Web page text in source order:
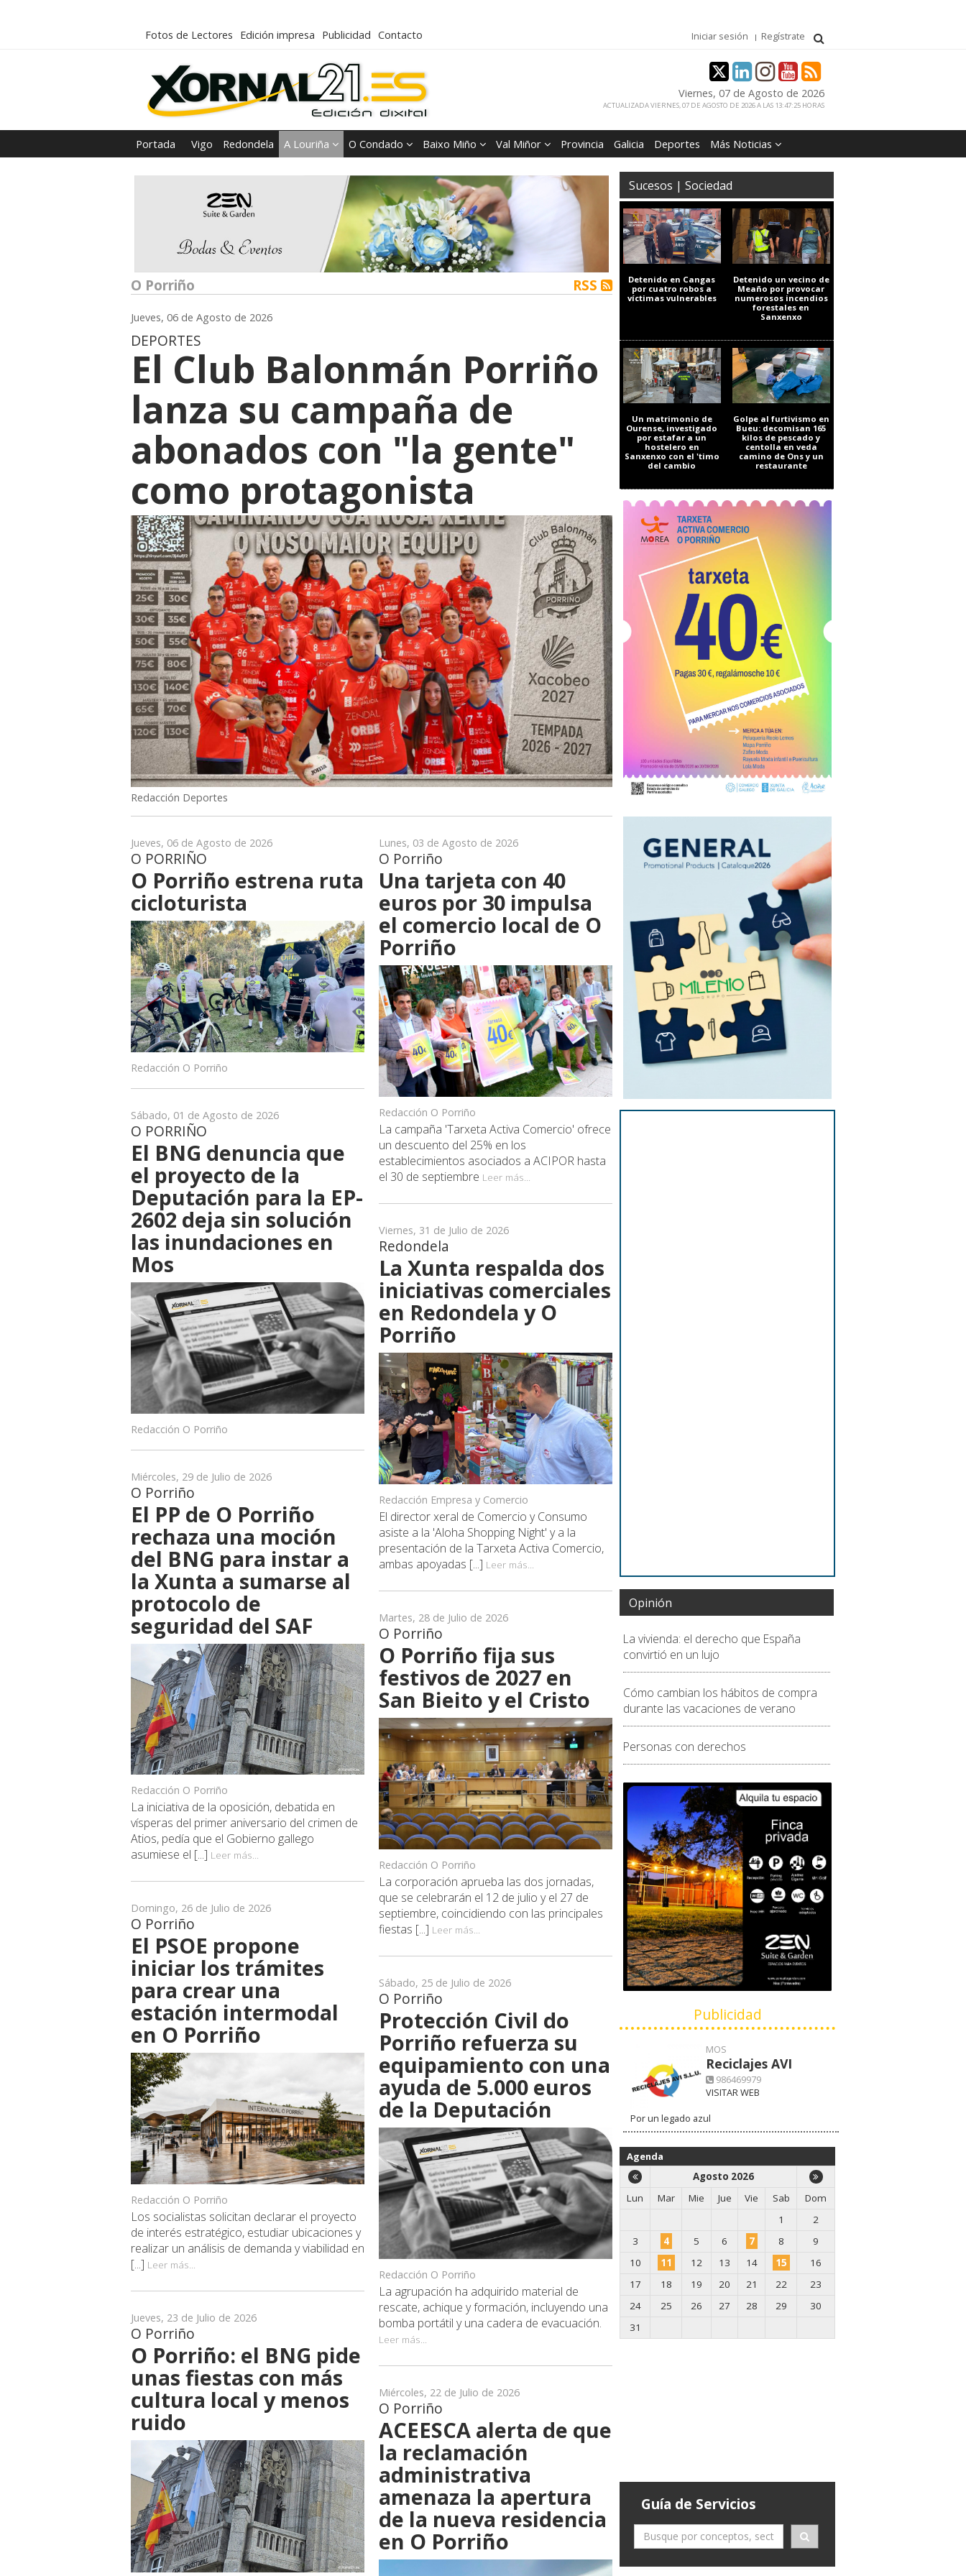
Fotos de Lectores Edición impresa Publicidad Contacto Iniciar sesión Regístrate
Viernes, 07 de Agosto de 2026
ACTUALIZADA VIERNES, 07 DE AGOSTO DE 2026 A LAS 13:47:25 HORAS
Portada Vigo Redondela A Louriña O Condado Baixo Miño Val Miñor Provincia Galicia Deportes Más Noticias
O Porriño RSS
Jueves, 06 de Agosto de 2026
DEPORTES
El Club Balonmán Porriño
lanza su campaña de
abonados con "la gente"
como protagonista
Redacción Deportes
Jueves, 06 de Agosto de 2026
O PORRIÑO
O Porriño estrena ruta
cicloturista
Redacción O Porriño
Sábado, 01 de Agosto de 2026
O PORRIÑO
El BNG denuncia que
el proyecto de la
Deputación para la EP-
2602 deja sin solución
las inundaciones en
Mos
Redacción O Porriño
Miércoles, 29 de Julio de 2026
O Porriño
El PP de O Porriño
rechaza una moción
del BNG para instar a
la Xunta a sumarse al
protocolo de
seguridad del SAF
Redacción O Porriño
La iniciativa de la oposición, debatida en
vísperas del primer aniversario del crimen de
Atios, pedía que el Gobierno gallego
asumiese el [...] Leer más...
Domingo, 26 de Julio de 2026
O Porriño
El PSOE propone
iniciar los trámites
para crear una
estación intermodal
en O Porriño
Redacción O Porriño
Los socialistas solicitan declarar el proyecto
de interés estratégico, estudiar ubicaciones y
realizar un análisis de demanda y viabilidad en
[...] Leer más...
Jueves, 23 de Julio de 2026
O Porriño
O Porriño: el BNG pide
unas fiestas con más
cultura local y menos
ruido
Lunes, 03 de Agosto de 2026
O Porriño
Una tarjeta con 40
euros por 30 impulsa
el comercio local de O
Porriño
Redacción O Porriño
La campaña 'Tarxeta Activa Comercio' ofrece
un descuento del 25% en los
establecimientos asociados a ACIPOR hasta
el 30 de septiembre Leer más...
Viernes, 31 de Julio de 2026
Redondela
La Xunta respalda dos
iniciativas comerciales
en Redondela y O
Porriño
Redacción Empresa y Comercio
El director xeral de Comercio y Consumo
asiste a la 'Aloha Shopping Night' y a la
presentación de la Tarxeta Activa Comercio,
ambas apoyadas [...] Leer más...
Martes, 28 de Julio de 2026
O Porriño
O Porriño fija sus
festivos de 2027 en
San Bieito y el Cristo
Redacción O Porriño
La corporación aprueba las dos jornadas,
que se celebrarán el 12 de julio y el 27 de
septiembre, coincidiendo con las principales
fiestas [...] Leer más...
Sábado, 25 de Julio de 2026
O Porriño
Protección Civil do
Porriño refuerza su
equipamiento con una
ayuda de 5.000 euros
de la Deputación
Redacción O Porriño
La agrupación ha adquirido material de
rescate, achique y formación, incluyendo una
bomba portátil y una cadera de evacuación.
Leer más...
Miércoles, 22 de Julio de 2026
O Porriño
ACEESCA alerta de que
la reclamación
administrativa
amenaza la apertura
de la nueva residencia
en O Porriño
Sucesos | Sociedad
Detenido en Cangas
por cuatro robos a
víctimas vulnerables
Detenido un vecino de
Meaño por provocar
numerosos incendios
forestales en
Sanxenxo
Un matrimonio de
Ourense, investigado
por estafar a un
hostelero en
Sanxenxo con el 'timo
del cambio
Golpe al furtivismo en
Bueu: decomisan 165
kilos de pescado y
centolla en veda
camino de Ons y un
restaurante
Opinión
La vivienda: el derecho que España
convirtió en un lujo
Cómo cambian los hábitos de compra
durante las vacaciones de verano
Personas con derechos
Publicidad
MOS
Reciclajes AVI
986469979
VISITAR WEB
Por un legado azul
Agenda
Agosto 2026
Lun
Mar Mie Jue Vie Sab
Dom
1
2
3
4 5 6 7 8
9
10
11 12 13 14 15
16
17
18 19 20 21 22
23
24
25 26 27 28 29
30
31
Guía de Servicios